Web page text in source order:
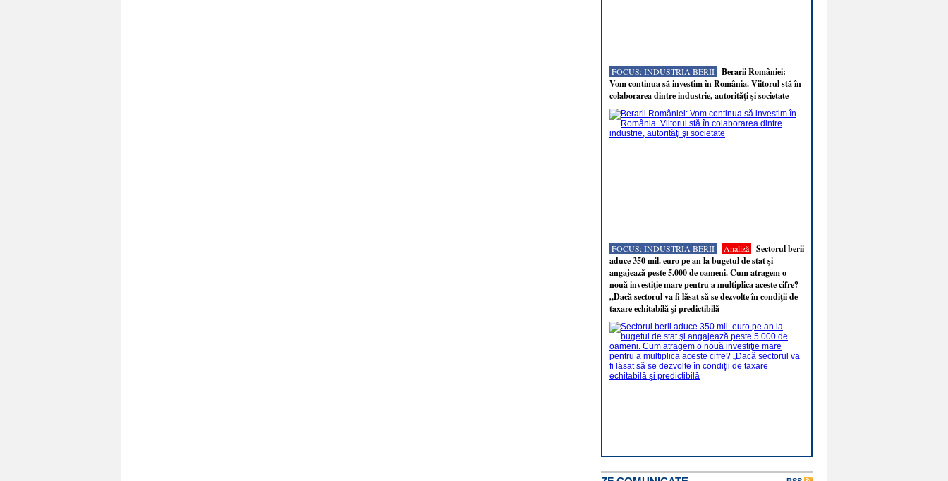
FOCUS: INDUSTRIA BERII
Berarii României:
Vom continua să investim în România. Viitorul stă în
colaborarea dintre industrie, autorităţi şi societate
FOCUS: INDUSTRIA BERII Analiză
Sectorul berii
aduce 350 mil. euro pe an la bugetul de stat şi
angajează peste 5.000 de oameni. Cum atragem o
nouă investiţie mare pentru a multiplica aceste cifre?
„Dacă sectorul va fi lăsat să se dezvolte în condiţii de
taxare echitabilă şi predictibilă